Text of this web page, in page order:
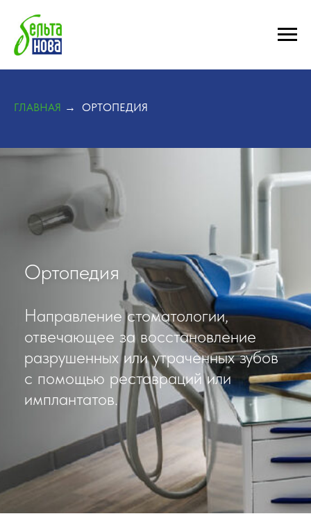
ГЛАВНАЯ → ОРТОПЕДИЯ
Ортопедия
Направление стоматологии,
отвечающее за восстановление
разрушенных или утраченных зубов
с помощью реставраций или
имплантатов.